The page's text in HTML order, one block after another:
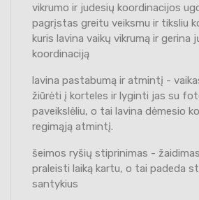
vikrumo ir judesių koordinacijos
pagrįstas greitu veiksmu ir tiksliu
kuris lavina vaikų vikrumą ir gerina
koordinaciją
lavina pastabumą ir atmintį -
žiūrėti į korteles ir lyginti jas su
paveikslėliu, o tai lavina dėmesio
regimąją atmintį.
šeimos ryšių stiprinimas -
praleisti laiką kartu, o tai padeda
santykius